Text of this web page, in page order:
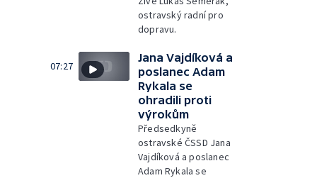
ostravský radní pro
dopravu.
07:27
Jana Vajdíková a
poslanec Adam
Rykala se
ohradili proti
výrokům
Předsedkyně
ostravské ČSSD Jana
Vajdíková a poslanec
Adam Rykala se